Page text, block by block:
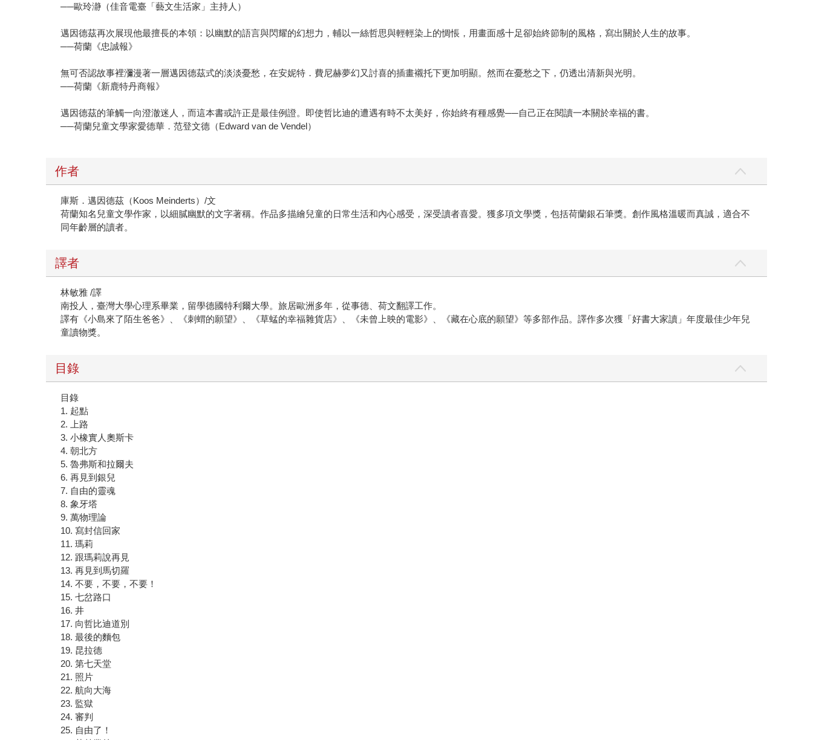
──歐玲瀞（佳音電臺「藝文生活家」主持人）
邁因德茲再次展現他最擅長的本領：以幽默的語言與閃耀的幻想力，輔以一絲哲思與輕輕染上的惆悵，用畫面感十足卻始終節制的風格，寫出關於人生的故事。
──荷蘭《忠誠報》
無可否認故事裡瀰漫著一層邁因德茲式的淡淡憂愁，在安妮特．費尼赫夢幻又討喜的插畫襯托下更加明顯。然而在憂愁之下，仍透出清新與光明。
──荷蘭《新鹿特丹商報》
邁因德茲的筆觸一向澄澈迷人，而這本書或許正是最佳例證。即使哲比迪的遭遇有時不太美好，你始終有種感覺──自己正在閱讀一本關於幸福的書。
──荷蘭兒童文學家愛德華．范登文德（Edward van de Vendel）
作者
庫斯．邁因德茲（Koos Meinderts）/文
荷蘭知名兒童文學作家，以細膩幽默的文字著稱。作品多描繪兒童的日常生活和內心感受，深受讀者喜愛。獲多項文學獎，包括荷蘭銀石筆獎。創作風格溫暖而真誠，適合不
同年齡層的讀者。
譯者
林敏雅 /譯
南投人，臺灣大學心理系畢業，留學德國特利爾大學。旅居歐洲多年，從事德、荷文翻譯工作。
譯有《小島來了陌生爸爸》、《刺蝟的願望》、《草蜢的幸福雜貨店》、《未曾上映的電影》、《藏在心底的願望》等多部作品。譯作多次獲「好書大家讀」年度最佳少年兒
童讀物獎。
目錄
目錄
1. 起點
2. 上路
3. 小橡實人奧斯卡
4. 朝北方
5. 魯弗斯和拉爾夫
6. 再見到銀兒
7. 自由的靈魂
8. 象牙塔
9. 萬物理論
10. 寫封信回家
11. 瑪莉
12. 跟瑪莉說再見
13. 再見到馬切羅
14. 不要，不要，不要！
15. 七岔路口
16. 井
17. 向哲比迪道別
18. 最後的麵包
19. 昆拉德
20. 第七天堂
21. 照片
22. 航向大海
23. 監獄
24. 審判
25. 自由了！